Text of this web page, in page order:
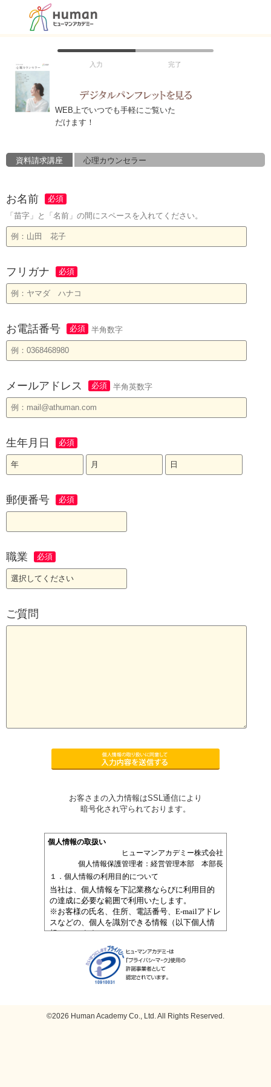
入力 完了
WEB上でいつでも手軽にご覧いた
だけます！
資料請求講座 心理カウンセラー
お名前
「苗字」と「名前」の間にスペースを入れてください。
フリガナ
お電話番号 半角数字
メールアドレス 半角英数字
生年月日
郵便番号
職業
ご質問
お客さまの入力情報はSSL通信により
暗号化され守られております。
©2026 Human Academy Co., Ltd. All Rights Reserved.